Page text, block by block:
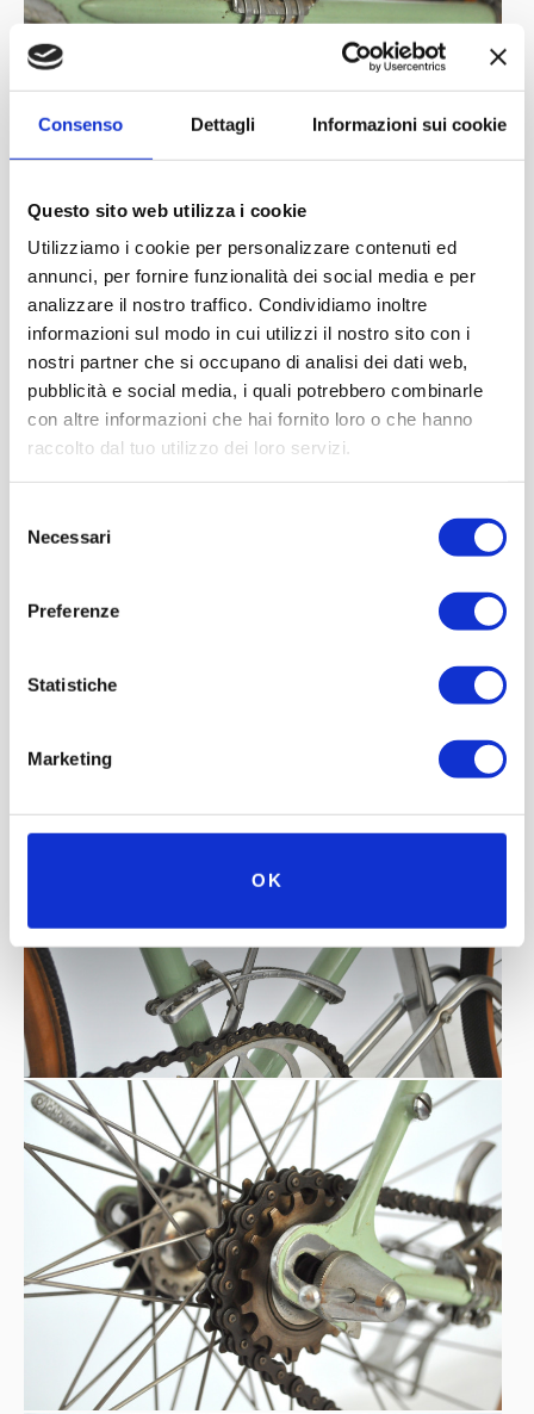
Consenso Dettagli Informazioni sui cookie
Questo sito web utilizza i cookie
Utilizziamo i cookie per personalizzare contenuti ed
annunci, per fornire funzionalità dei social media e per
analizzare il nostro traffico. Condividiamo inoltre
informazioni sul modo in cui utilizzi il nostro sito con i
nostri partner che si occupano di analisi dei dati web,
pubblicità e social media, i quali potrebbero combinarle
con altre informazioni che hai fornito loro o che hanno
raccolto dal tuo utilizzo dei loro servizi.
delNecessari
Preferenze
Statistiche
Marketing
OK